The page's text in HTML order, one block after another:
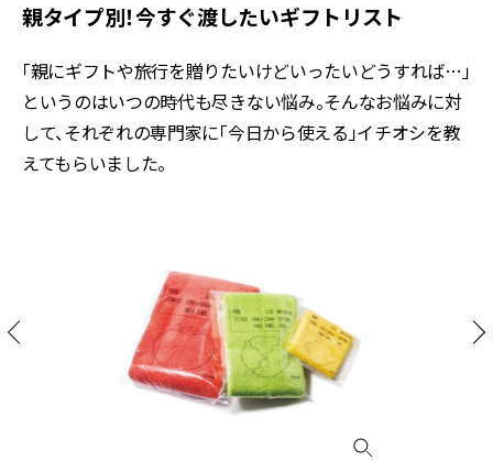
親タイプ別！今すぐ渡したいギフトリスト
「親にギフトや旅行を贈りたいけどいったいどうすれば…」
というのはいつの時代も尽きない悩み。そんなお悩みに対
して、それぞれの専門家に「今日から使える」イチオシを教
えてもらいました。